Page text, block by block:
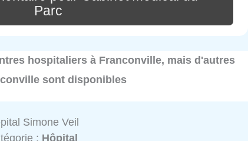
Parc
hospitaliers à Franconville, mais d'autres
sont disponibles
Simone Veil
: Hôpital